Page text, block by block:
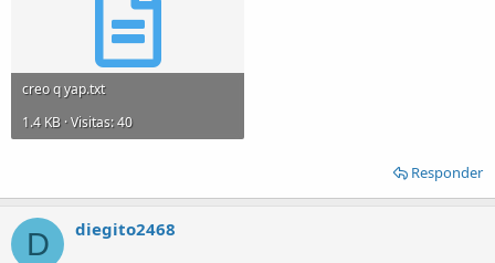
creo q yap.txt
1.4 KB · Visitas: 40
Responder
D diegito2468